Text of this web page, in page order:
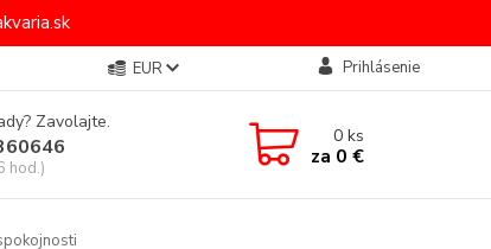
EUR Prihlásenie
Zavolajte.
hod.)
0ks
za 0 €